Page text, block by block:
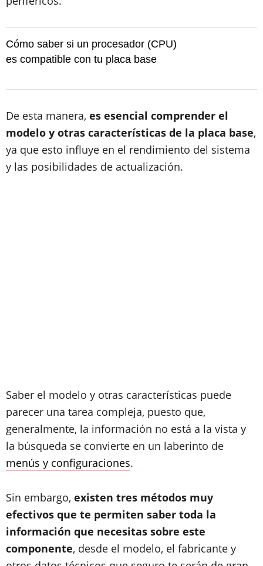
Cómo saber si un procesador (CPU)
es compatible con tu placa base
De esta manera, es esencial comprender el
modelo y otras características de la placa base,
ya que esto influye en el rendimiento del sistema
y las posibilidades de actualización.
Saber el modelo y otras características puede
parecer una tarea compleja, puesto que,
generalmente, la información no está a la vista y
la búsqueda se convierte en un laberinto de
menús y configuraciones.
Sin embargo, existen tres métodos muy
efectivos que te permiten saber toda la
información que necesitas sobre este
componente, desde el modelo, el fabricante y